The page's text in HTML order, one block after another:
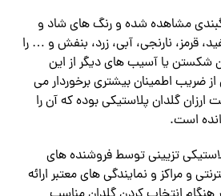
مشاهده شده و رنگ های شاد و
قرمز، نارنجی، آبی، زرد، بنفش و … را
شکستن یا آسیب های دیگر از این
از ضریب اطمینان بیشتری برخوردار می
ارزان گلدان پلاستیکی بوده که آن را
است.
تزیینی توسط فروشنده های
و مراکز و نمایندگی های معتبر ارائه